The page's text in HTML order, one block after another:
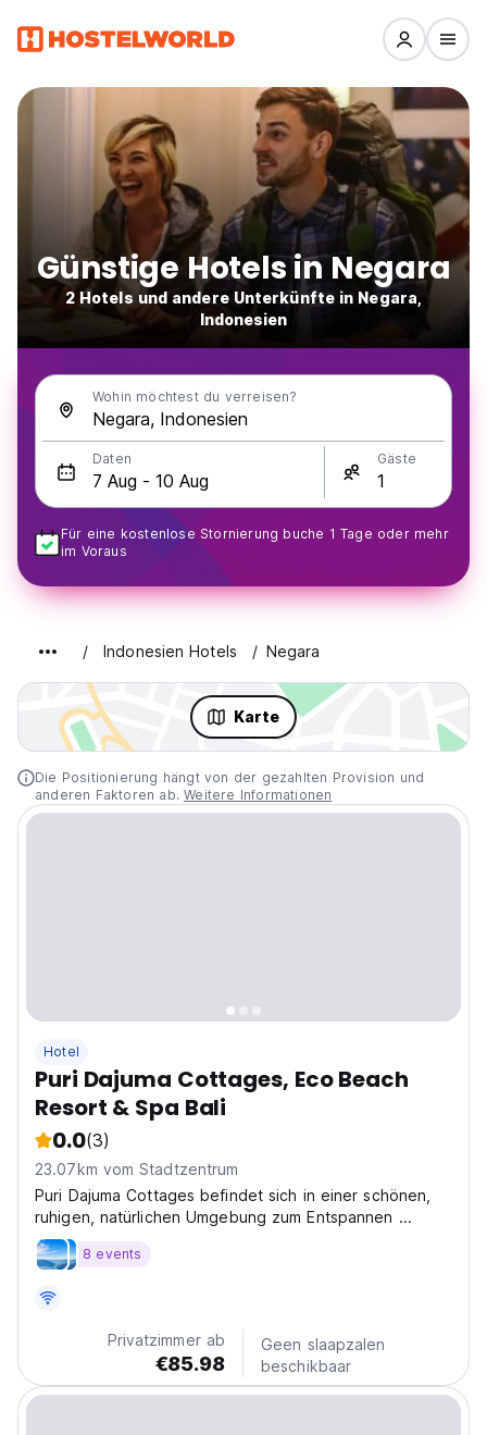
Günstige Hotels in Negara
2 Hotels und andere Unterkünfte in Negara,
Indonesien
Wohin möchtest du verreisen?
Daten Gäste
Für eine kostenlose Stornierung buche 1 Tage oder mehr
im Voraus
Indonesien Hotels Negara
Karte
Die Positionierung hängt von der gezahlten Provision und
anderen Faktoren ab.Weitere Informationen
Hotel
Puri Dajuma Cottages, Eco Beach
Resort & Spa Bali
0.0(3)
23.07km vom Stadtzentrum
Puri Dajuma Cottages befindet sich in einer schönen,
ruhigen, natürlichen Umgebung zum Entspannen ...
8 events
Privatzimmer ab
€85.98
Geen slaapzalen
beschikbaar